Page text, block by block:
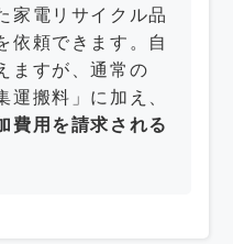
家電リサイクル品
依頼できます。自
ますが、通常の
運搬料」に加え、
費用を請求される